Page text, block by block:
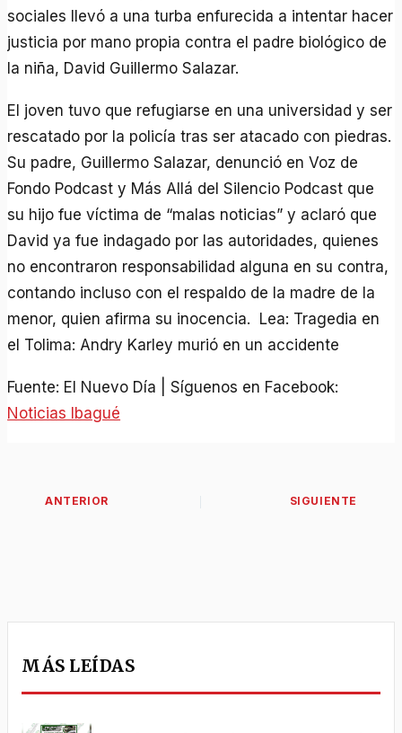
sociales llevó a una turba enfurecida a intentar hacer
justicia por mano propia contra el padre biológico de
la niña, David Guillermo Salazar.
El joven tuvo que refugiarse en una universidad y ser
rescatado por la policía tras ser atacado con piedras.
Su padre, Guillermo Salazar, denunció en Voz de
Fondo Podcast y Más Allá del Silencio Podcast que
su hijo fue víctima de “malas noticias” y aclaró que
David ya fue indagado por las autoridades, quienes
no encontraron responsabilidad alguna en su contra,
contando incluso con el respaldo de la madre de la
menor, quien afirma su inocencia. Lea: Tragedia en
el Tolima: Andry Karley murió en un accidente
Fuente: El Nuevo Día | Síguenos en Facebook:
Noticias Ibagué
MÁS LEÍDAS